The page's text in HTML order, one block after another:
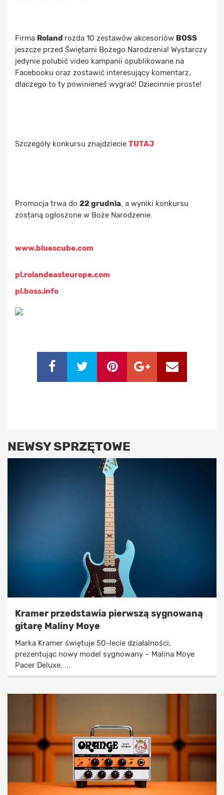
Firma Roland rozda 10 zestawów akcesoriów BOSS
jeszcze przed Świętami Bożego Narodzenia! Wystarczy
jedynie polubić video kampanii opublikowane na
Facebooku oraz zostawić interesujący komentarz,
dlaczego to ty powinieneś wygrać! Dziecinnie proste!
Szczegóły konkursu znajdziecie TUTAJ
Promocja trwa do 22 grudnia, a wyniki konkursu
zostaną ogłoszone w Boże Narodzenie.
www.bluescube.com
pl.rolandeasteurope.com
pl.boss.info
NEWSY SPRZĘTOWE
Kramer przedstawia pierwszą sygnowaną
gitarę Maliny Moye
Marka Kramer świętuje 50-lecie działalności,
prezentując nowy model sygnowany – Malina Moye
Pacer Deluxe. ...